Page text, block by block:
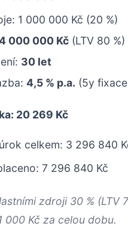
1 000 000 Kč (20 %)
000 000 Kč (LTV 80 %)
30 let
4,5 % p.a. (5y
20 269 Kč
celkem: 3 296 840
7 296 840 Kč
zdroji 30 % (LTV
000 Kč za celou dobu.